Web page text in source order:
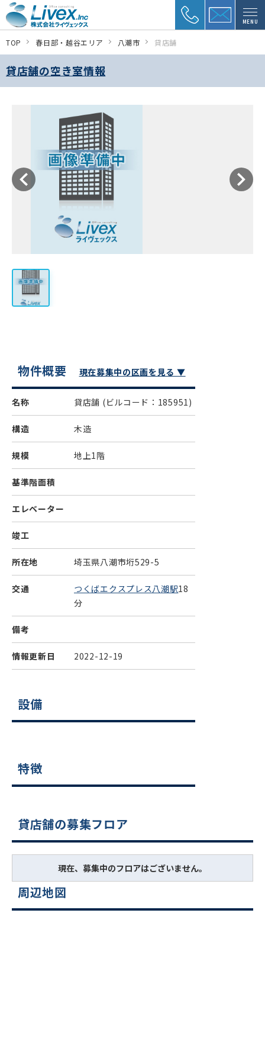
MENU
TOP 春日部・越谷エリア 八潮市 貸店舗
貸店舗の空き室情報
物件概要 現在募集中の区画を見る ▼
名称 貸店舗 (ビルコード：185951)
構造 木造
規模 地上1階
基準階面積
エレベーター
竣工
所在地 埼玉県八潮市垳529-5
交通 つくばエクスプレス八潮駅18
分
備考
情報更新日 2022-12-19
設備
特徴
貸店舗の募集フロア
現在、募集中のフロアはございません。
周辺地図